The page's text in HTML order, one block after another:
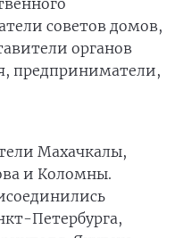
советов домов,
органов
предприниматели,
Махачкалы,
и Коломны.
Петербурга,